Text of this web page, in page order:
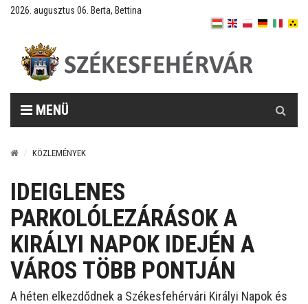
2026. augusztus 06. Berta, Bettina
MENÜ
KÖZLEMÉNYEK
IDEIGLENES
PARKOLÓLEZÁRÁSOK A
KIRÁLYI NAPOK IDEJÉN A
VÁROS TÖBB PONTJÁN
A héten elkezdődnek a Székesfehérvári Királyi Napok és